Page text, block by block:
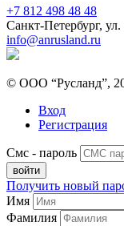
+7 812 498 48 48
Санкт-Петербург,
info@anrusland.ru
© ООО “Русланд”,
Вход
Регистрация
Смс - пароль
Получить новый
Имя
Фамилия